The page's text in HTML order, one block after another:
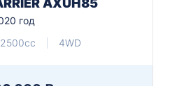
AXUH85
год
2500cc 4WD